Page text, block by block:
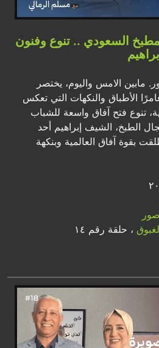
السعودي .. تنوع وفنون
مابين الامس واليوم، يختصر
الأطباق والنكهات التي تعكس
تنوع فتح آفاق واسعة للشباب
الطبخ، الشيف إبراهيم أحد
بقوة آفاق العالمية وبنكهة
، حلقة رقم ١٤